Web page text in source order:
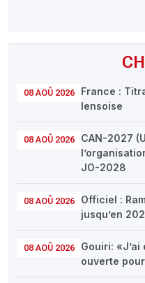
08 AOÛ 2026
France :
lensoise
08 AOÛ 2026
CAN-2027
JO-2028
08 AOÛ 2026
Officiel :
jusqu’en
08 AOÛ 2026
Gouiri:
ouverte